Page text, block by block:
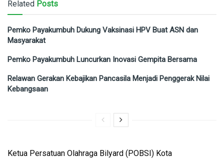
Related Posts
Pemko Payakumbuh Dukung Vaksinasi HPV Buat ASN dan
Masyarakat
Pemko Payakumbuh Luncurkan Inovasi Gempita Bersama
Relawan Gerakan Kebajikan Pancasila Menjadi Penggerak Nilai
Kebangsaan
Ketua Persatuan Olahraga Bilyard (POBSI) Kota